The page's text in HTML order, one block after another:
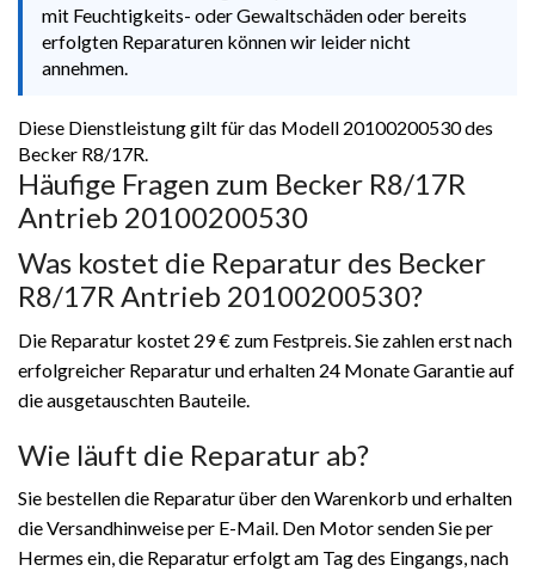
mit Feuchtigkeits- oder Gewaltschäden oder bereits
erfolgten Reparaturen können wir leider nicht
annehmen.
Diese Dienstleistung gilt für das Modell 20100200530 des
Becker R8/17R.
Häufige Fragen zum Becker R8/17R
Antrieb 20100200530
Was kostet die Reparatur des Becker
R8/17R Antrieb 20100200530?
Die Reparatur kostet 29 € zum Festpreis. Sie zahlen erst nach
erfolgreicher Reparatur und erhalten 24 Monate Garantie auf
die ausgetauschten Bauteile.
Wie läuft die Reparatur ab?
Sie bestellen die Reparatur über den Warenkorb und erhalten
die Versandhinweise per E-Mail. Den Motor senden Sie per
Hermes ein, die Reparatur erfolgt am Tag des Eingangs, nach